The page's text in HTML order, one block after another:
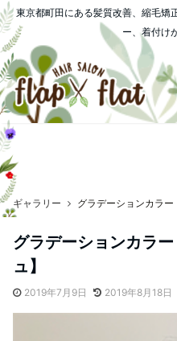
東京都町田にある髪質改善、縮毛矯
ー、着付け
ギャラリー グラデーションカラー
グラデーションカラ
ュ】
2019年7月9日 2019年8月18日